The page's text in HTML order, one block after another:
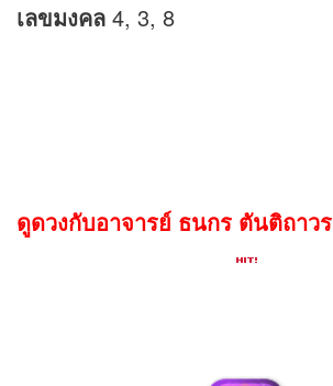
เลขมงคล 4, 3, 8
ดูดวงกับอาจารย์ ธนกร ตันติถาวร